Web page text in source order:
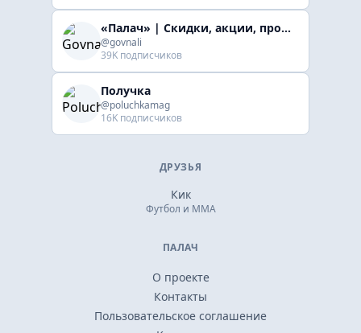
«Палач» | Скидки, акции, промокоды
@govnali
39K подписчиков
Получка
@poluchkamag
16K подписчиков
ДРУЗЬЯ
Кик
Футбол и ММА
ПАЛАЧ
О проекте
Контакты
Пользовательское соглашение